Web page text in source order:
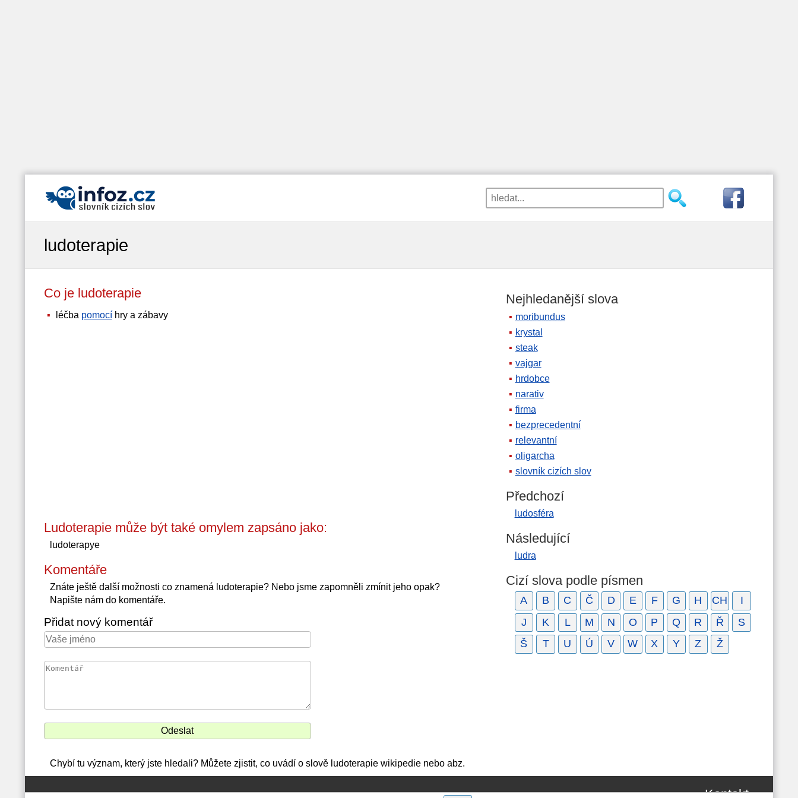
ludoterapie
Co je ludoterapie
léčba pomocíhry a zábavy
Ludoterapie může být také omylem zapsáno jako:
ludoterapye
Komentáře
Znáte ještě další možnosti co znamená ludoterapie? Nebo jsme zapomněli zmínit jeho opak?
Napište nám do komentáře.
Přidat nový komentář
Chybí tu význam, který jste hledali? Můžete zjistit, co uvádí o slově ludoterapie wikipedie nebo abz.
Nejhledanější slova
moribundus
krystal
steak
vajgar
hrdobce
narativ
firma
bezprecedentní
relevantní
oligarcha
slovník cizích slov
Předchozí
ludosféra
Následující
ludra
Cizí slova podle písmen
A B C Č D E F G H CH
I
J
K L M N O P Q R Ř
S
Š
T U Ú V W X Y Z Ž
Kontakt